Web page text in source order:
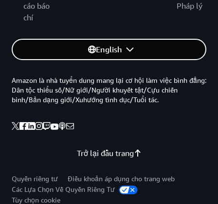
cáo báo
chí
Pháp lý
English
Trở lại đầu trang
Amazon là nhà tuyển dung mang lại cơ hội làm việc bình đẳng:
Dân tộc thiểu số/Nữ giới/Người khuyết tật/Cựu chiến
binh/Bản dạng giới/Xuhướng tình dục/Tuổi tác.
Quyền riêng tư
Điều khoản áp dụng cho trang web
Các Lựa Chọn Về Quyền Riêng Tư
Tùy chọn cookie